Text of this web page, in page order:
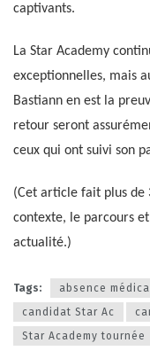
captivants.
La Star Academy
exceptionnelles, mais
Bastiann en est la
retour seront
ceux qui ont suivi son
(Cet article fait plus de
contexte, le parcours
actualité.)
Tags: absence
candidat Star Ac
Star Academy tournée